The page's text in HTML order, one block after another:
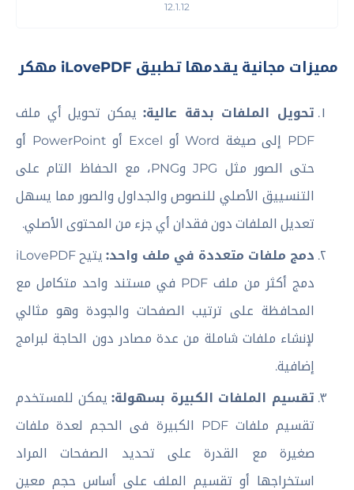
12.1.12
مميزات مجانية يقدمها تطبيق iLovePDF مهكر
تحويل الملفات بدقة عالية:يمكن تحويل أي ملف
PDF إلى صيغة Word أو Excel أو PowerPoint أو
حتى الصور مثل JPG وPNG، مع الحفاظ التام على
التنسييق الأصلي للنصوص والجداول والصور مما يسهل
تعديل الملفات دون فقدان أي جزء من المحتوى الأصلي.
دمج ملفات متعددة في ملف واحد:
يتيح iLovePDF
دمج أكثر من ملف PDF في مستند واحد متكامل مع
المحافظة على ترتيب الصفحات والجودة وهو مثالي
لإنشاء ملفات شاملة من عدة مصادر دون الحاجة لبرامج
إضافية.
تقسيم الملفات الكبيرة بسهولة:يمكن للمستخدم
تقسيم ملفات PDF الكبيرة فى الحجم لعدة ملفات
صغيرة مع القدرة على تحديد الصفحات المراد
استخراجها أو تقسيم الملف على أساس حجم معين